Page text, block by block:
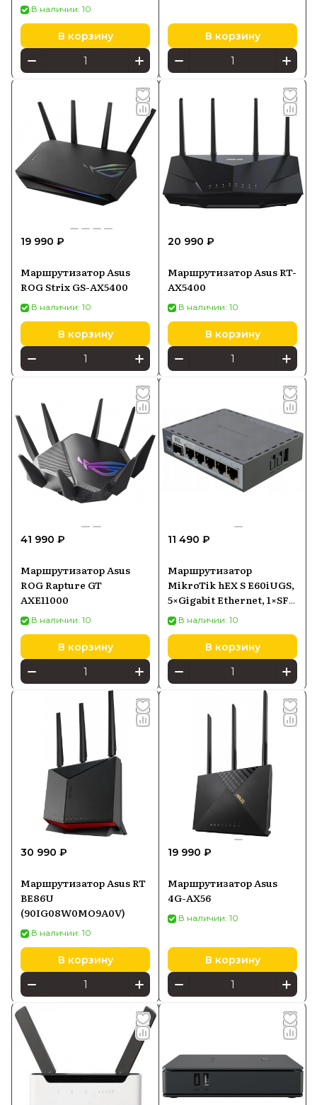
В наличии: 10
В корзину В корзину
19 990 ₽
Маршрутизатор Asus
ROG Strix GS-AX5400
В наличии: 10
В корзину
20 990 ₽
Маршрутизатор Asus RT-
AX5400
В наличии: 10
В корзину
41 990 ₽
Маршрутизатор Asus
ROG Rapture GT
AXE11000
В наличии: 10
В корзину
11 490 ₽
Маршрутизатор
MikroTik hEX S E60iUGS,
5×Gigabit Ethernet, 1×SFP,
PoE-in
В наличии: 10
В корзину
30 990 ₽
Маршрутизатор Asus RT
BE86U
(90IG08W0MO9A0V)
В наличии: 10
В корзину
19 990 ₽
Маршрутизатор Asus
4G-AX56
В наличии: 10
В корзину